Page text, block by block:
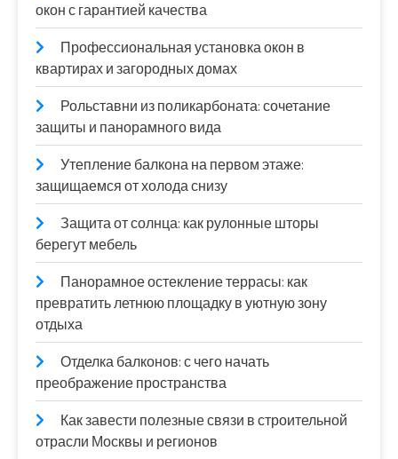
окон с гарантией качества
Профессиональная установка окон в
квартирах и загородных домах
Рольставни из поликарбоната: сочетание
защиты и панорамного вида
Утепление балкона на первом этаже:
защищаемся от холода снизу
Защита от солнца: как рулонные шторы
берегут мебель
Панорамное остекление террасы: как
превратить летнюю площадку в уютную зону
отдыха
Отделка балконов: с чего начать
преображение пространства
Как завести полезные связи в строительной
отрасли Москвы и регионов